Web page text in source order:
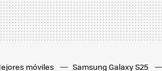
móviles Samsung Galaxy S25